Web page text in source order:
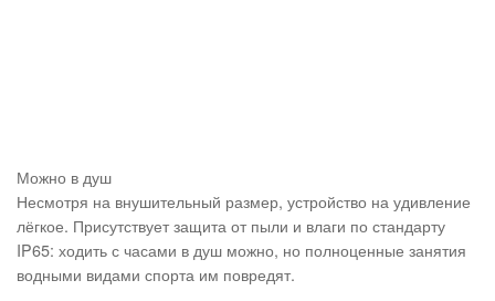
Можно в душ
Несмотря на внушительный размер, устройство на удивление
лёгкое. Присутствует защита от пыли и влаги по стандарту
IP65: ходить с часами в душ можно, но полноценные занятия
водными видами спорта им повредят.